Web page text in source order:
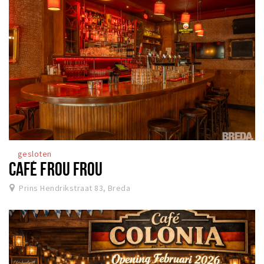
gesloten
CAFÉ FROU FROU
Prins Hendrikstraat 83, Breda